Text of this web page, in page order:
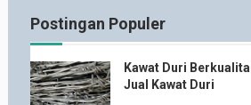
Postingan Populer
Kawat Duri
Jual Kawat Duri